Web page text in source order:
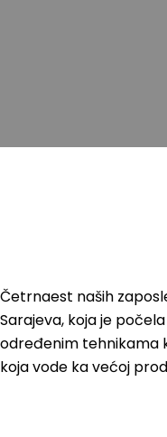
Četrnaest naših
Sarajeva, koja je
određenim tehnikama
koja vode ka većoj